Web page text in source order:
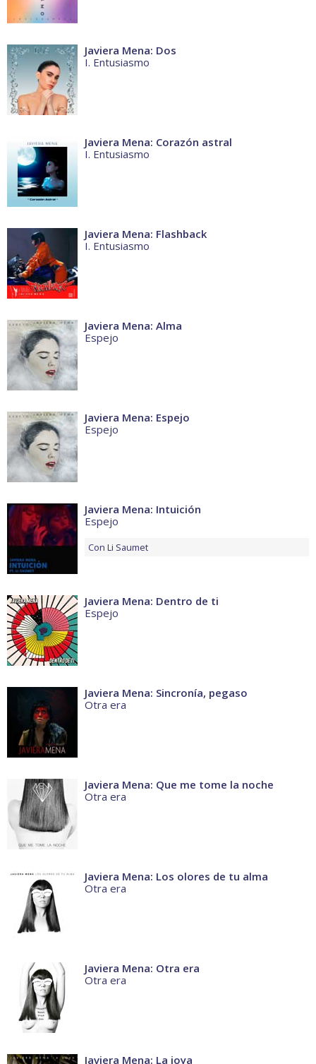
Javiera Mena: Dos
I. Entusiasmo
Javiera Mena: Corazón astral
I. Entusiasmo
Javiera Mena: Flashback
I. Entusiasmo
Javiera Mena: Alma
Espejo
Javiera Mena: Espejo
Espejo
Javiera Mena: Intuición
Espejo
Con Li Saumet
Javiera Mena: Dentro de ti
Espejo
Javiera Mena: Sincronía, pegaso
Otra era
Javiera Mena: Que me tome la noche
Otra era
Javiera Mena: Los olores de tu alma
Otra era
Javiera Mena: Otra era
Otra era
Javiera Mena: La joya